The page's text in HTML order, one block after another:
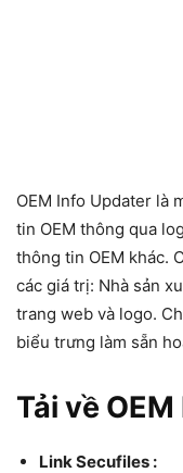
OEM Info Updater là
tin OEM thông qua
thông tin OEM khác.
các giá trị: Nhà sản
trang web và logo.
biểu trưng làm sẵn
Tải về
Link Secufiles :